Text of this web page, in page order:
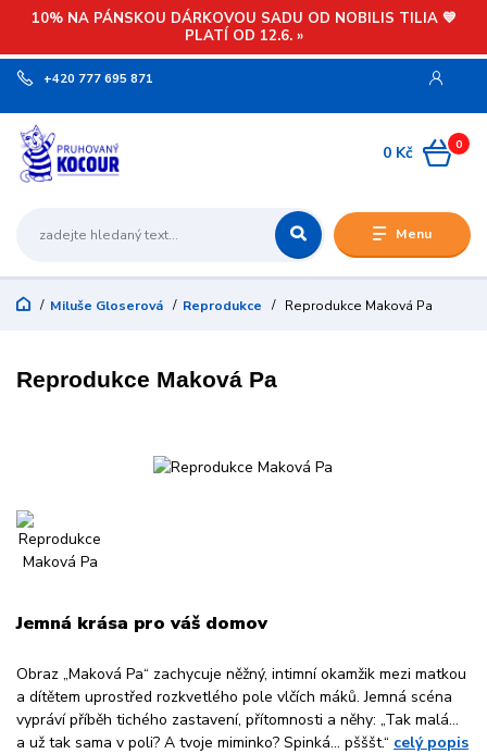
10% NA PÁNSKOU DÁRKOVOU SADU OD NOBILIS TILIA 💙
PLATÍ OD 12.6. »
Menu
+420 777 695 871
0
0 Kč
Miluše Gloserová Reprodukce Reprodukce Maková Pa
Reprodukce Maková Pa
Jemná krása pro váš domov
Obraz „Maková Pa“ zachycuje něžný, intimní okamžik mezi matkou
a dítětem uprostřed rozkvetlého pole vlčích máků. Jemná scéna
vypráví příběh tichého zastavení, přítomnosti a něhy: „Tak malá…
a už tak sama v poli? A tvoje miminko? Spinká… pšššt.“ celý popis